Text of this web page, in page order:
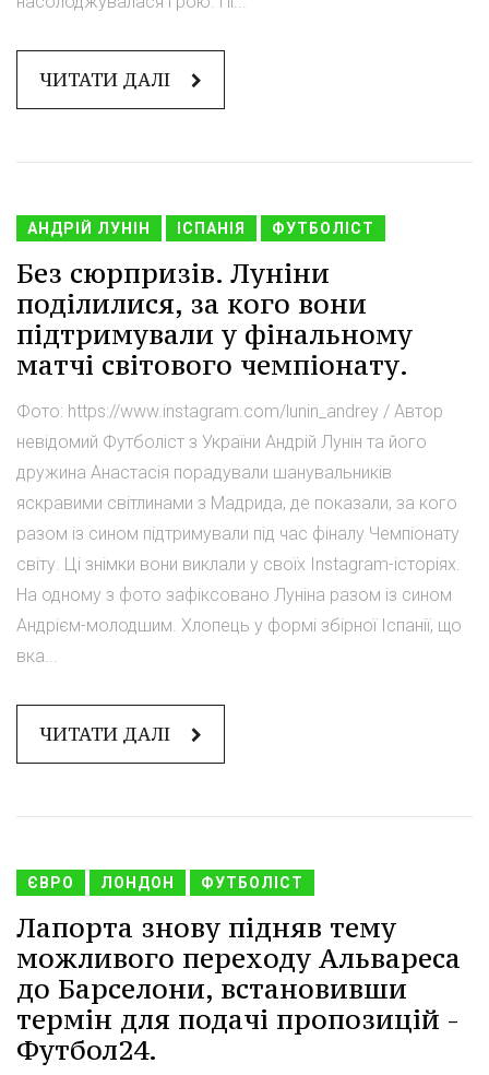
ЧИТАТИ ДАЛІ
АНДРІЙ ЛУНІН ІСПАНІЯ ФУТБОЛІСТ
Без сюрпризів. Луніни
поділилися, за кого вони
підтримували у фінальному
матчі світового чемпіонату.
Фото: https://www.instagram.com/lunin_andrey / Автор
невідомий Футболіст з України Андрій Лунін та його
дружина Анастасія порадували шанувальників
яскравими світлинами з Мадрида, де показали, за кого
разом із сином підтримували під час фіналу Чемпіонату
світу. Ці знімки вони виклали у своїх Instagram-історіях.
На одному з фото зафіксовано Луніна разом із сином
Андрієм-молодшим. Хлопець у формі збірної Іспанії, що
вка...
ЧИТАТИ ДАЛІ
ЄВРО ЛОНДОН ФУТБОЛІСТ
Лапорта знову підняв тему
можливого переходу Альвареса
до Барселони, встановивши
термін для подачі пропозицій -
Футбол24.